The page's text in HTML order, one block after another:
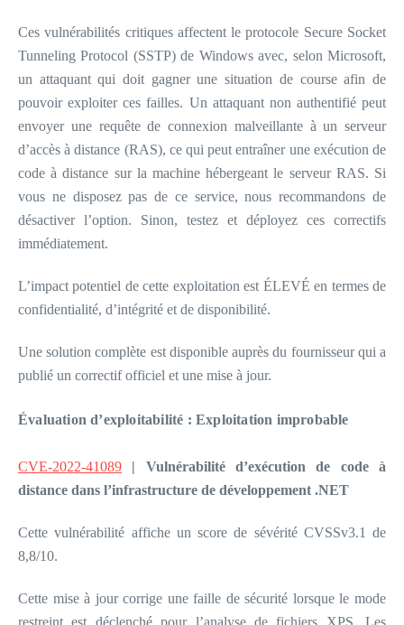
Ces vulnérabilités critiques affectent le protocole Secure Socket
Tunneling Protocol (SSTP) de Windows avec, selon Microsoft,
un attaquant qui doit gagner une situation de course afin de
pouvoir exploiter ces failles. Un attaquant non authentifié peut
envoyer une requête de connexion malveillante à un serveur
d’accès à distance (RAS), ce qui peut entraîner une exécution de
code à distance sur la machine hébergeant le serveur RAS. Si
vous ne disposez pas de ce service, nous recommandons de
désactiver l’option. Sinon, testez et déployez ces correctifs
immédiatement.
L’impact potentiel de cette exploitation est ÉLEVÉ en termes de
confidentialité, d’intégrité et de disponibilité.
Une solution complète est disponible auprès du fournisseur qui a
publié un correctif officiel et une mise à jour.
Évaluation d’exploitabilité : Exploitation improbable
CVE-2022-41089 | Vulnérabilité d’exécution de code à
distance dans l’infrastructure de développement .NET
Cette vulnérabilité affiche un score de sévérité CVSSv3.1 de
8,8/10.
Cette mise à jour corrige une faille de sécurité lorsque le mode
restreint est déclenché pour l’analyse de fichiers XPS. Les